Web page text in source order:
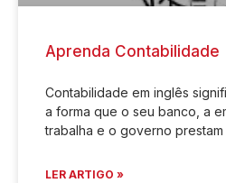
Aprenda Contabilidade
Contabilidade em inglês
a forma que o seu banco, a
trabalha e o governo prestam
LER ARTIGO »